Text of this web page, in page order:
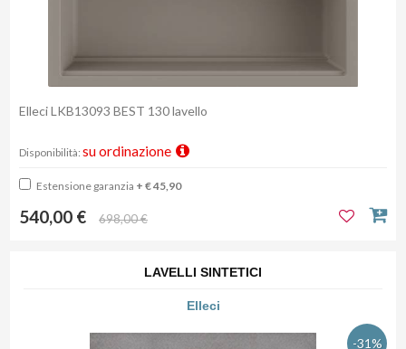
Elleci LKB13093 BEST 130 lavello
Disponibilità: su ordinazione
Estensione garanzia + € 45,90
540,00 € 698,00 €
LAVELLI SINTETICI
Elleci
-31%